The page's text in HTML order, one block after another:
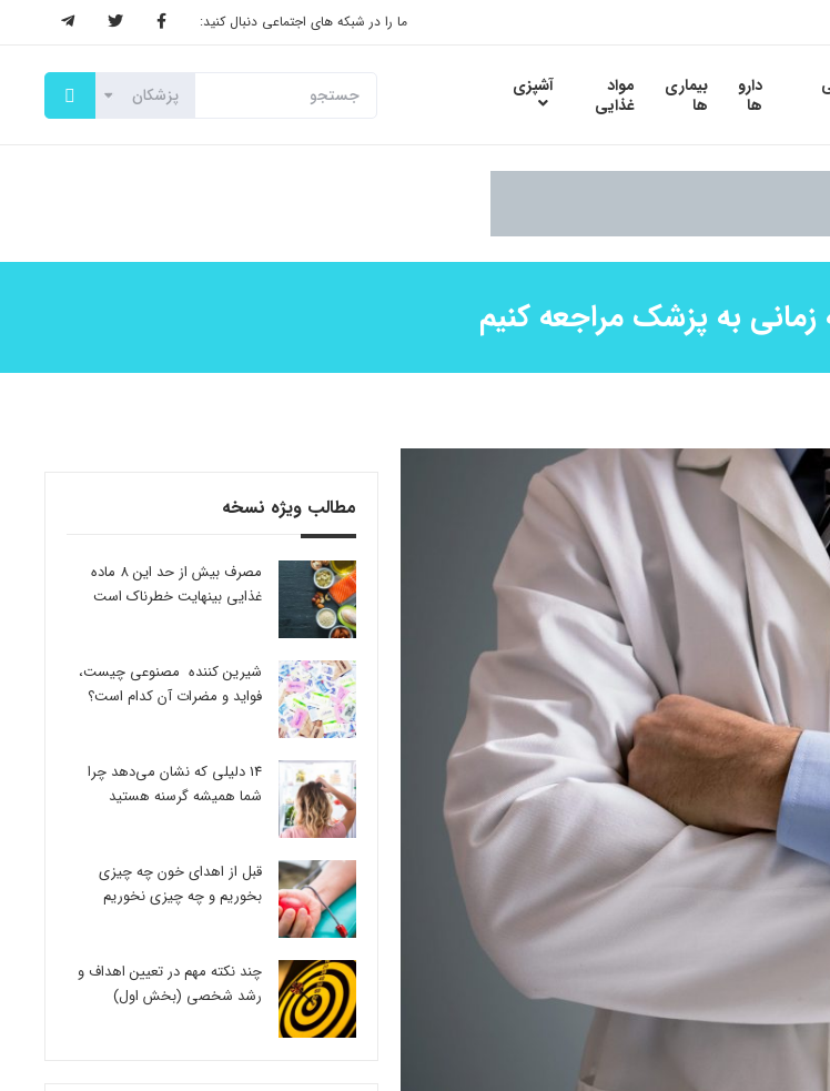
ما را در شبکه های اجتماعی دنبال کنید:
دارو
ها
بیماری
ها
مواد
غذایی
آشپزی
به پزشک مراجعه کنیم
مطالب ویژه نسخه
مصرف بیش از حد این 8 ماده
غذایی بینهایت خطرناک است
شیرین کننده مصنوعی چیست،
فواید و مضرات آن کدام است؟
14 دلیلی که نشان می‌دهد چرا
شما همیشه گرسنه هستید
قبل از اهدای خون چه چیزی
بخوریم و چه چیزی نخوریم
چند نکته مهم در تعیین اهداف و
رشد شخصی (بخش اول)